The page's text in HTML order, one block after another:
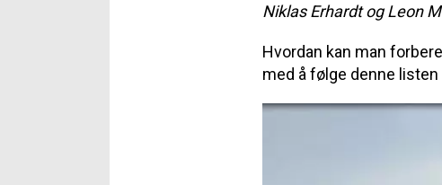
Niklas Erhardt og Leon
Hvordan kan man
med å følge denne